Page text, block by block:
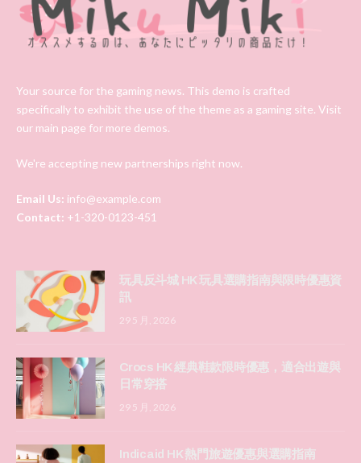
Your source for the gaming news. This demo is crafted
specifically to exhibit the use of the theme as a gaming site. Visit
our main page for more demos.
We're accepting new partnerships right now.
Email Us: info@example.com
Contact: +1-320-0123-451
玩具反斗城 HK 玩具選購指南與限時優惠資
訊
29 5 月, 2026
Crocs HK 經典鞋款限時優惠，適合出遊與
日常穿搭
29 5 月, 2026
Indicaid HK 熱門旅遊優惠與選購指南